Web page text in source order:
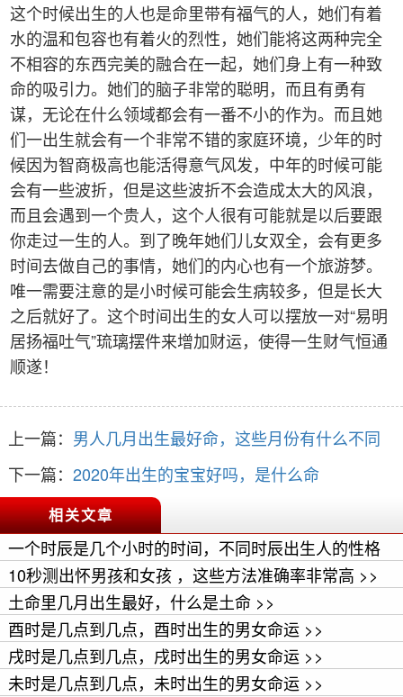
这个时候出生的人也是命里带有福气的人，她们有着
水的温和包容也有着火的烈性，她们能将这两种完全
不相容的东西完美的融合在一起，她们身上有一种致
命的吸引力。她们的脑子非常的聪明，而且有勇有
谋，无论在什么领域都会有一番不小的作为。而且她
们一出生就会有一个非常不错的家庭环境，少年的时
候因为智商极高也能活得意气风发，中年的时候可能
会有一些波折，但是这些波折不会造成太大的风浪，
而且会遇到一个贵人，这个人很有可能就是以后要跟
你走过一生的人。到了晚年她们儿女双全，会有更多
时间去做自己的事情，她们的内心也有一个旅游梦。
唯一需要注意的是小时候可能会生病较多，但是长大
之后就好了。这个时间出生的女人可以摆放一对“易明
居扬福吐气”琉璃摆件来增加财运，使得一生财气恒通
顺遂！
上一篇： 男人几月出生最好命，这些月份有什么不同
下一篇： 2020年出生的宝宝好吗，是什么命
相关文章
一个时辰是几个小时的时间，不同时辰出生人的性格
>>
10秒测出怀男孩和女孩 ，这些方法准确率非常高 >>
土命里几月出生最好，什么是土命 >>
酉时是几点到几点，酉时出生的男女命运 >>
戌时是几点到几点，戌时出生的男女命运 >>
未时是几点到几点，未时出生的男女命运 >>